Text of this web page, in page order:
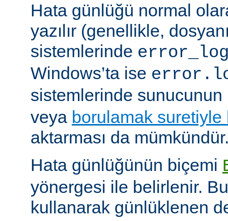
Hata günlüğü normal
yazılır (genellikle,
sistemlerinde
Windows’ta ise
sistemlerinde sunucunun
veya borulamak
aktarması da
Hata günlüğünün biçemi
yönergesi ile belirlenir.
kullanarak günlüklenen